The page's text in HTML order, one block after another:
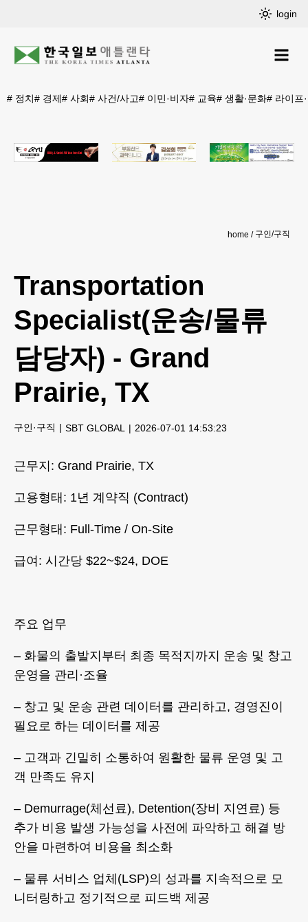
login
# 정치# 경제# 사회# 사건/사고# 이민·비자# 교육# 생활·문화# 라이프
home 구인/구직
Transportation
Specialist(운송/물류
담당자) - Grand
Prairie, TX
구인·구직 SBT GLOBAL 2026-07-01 14:53:23
근무지: Grand Prairie, TX
고용형태: 1년 계약직 (Contract)
근무형태: Full-Time / On-Site
급여: 시간당 $22~$24, DOE
주요 업무
– 화물의 출발지부터 최종 목적지까지 운송 및 창고
운영을 관리·조율
– 창고 및 운송 관련 데이터를 관리하고, 경영진이
필요로 하는 데이터를 제공
– 고객과 긴밀히 소통하여 원활한 물류 운영 및 고
객 만족도 유지
– Demurrage(체선료), Detention(장비 지연료) 등
추가 비용 발생 가능성을 사전에 파악하고 해결 방
안을 마련하여 비용을 최소화
– 물류 서비스 업체(LSP)의 성과를 지속적으로 모
니터링하고 정기적으로 피드백 제공